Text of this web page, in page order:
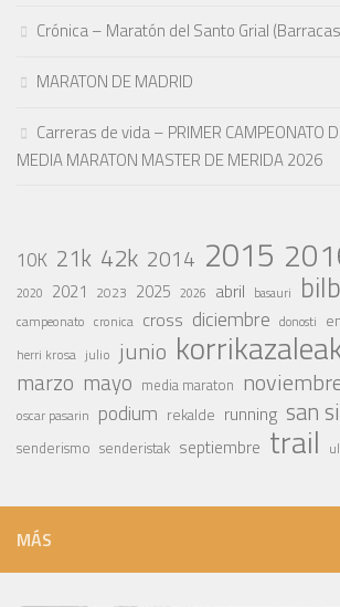
Crónica – Maratón del Santo Grial
MARATON DE MADRID
Carreras de vida – PRIMER CAMPEONATO
MEDIA MARATON MASTER DE MERIDA 2026
10K 21k 42k 2014 2015
2020 2021 2023 2025 2026 abril basauri
campeonato cronica cross diciembre donosti
herri krosa julio junio
marzo mayo media maraton
oscar pasarin podium rekalde running san
senderismo senderistak septiembre trail
MÁS